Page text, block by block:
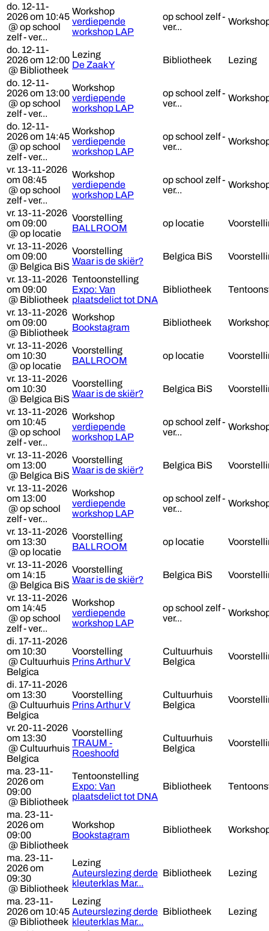
do. 12-11-
2026 om 10:45
@ op school
zelf - ver...
Workshop
verdiepende
workshop LAP
op school zelf -
ver...
do. 12-11-
2026 om 12:00
@ Bibliotheek
Lezing
De Zaak Y
Bibliotheek Lezing
do. 12-11-
2026 om 13:00
@ op school
zelf - ver...
Workshop
verdiepende
workshop LAP
op school zelf -
ver...
do. 12-11-
2026 om 14:45
@ op school
zelf - ver...
Workshop
verdiepende
workshop LAP
op school zelf -
ver...
vr. 13-11-2026
om 08:45
@ op school
zelf - ver...
Workshop
verdiepende
workshop LAP
op school zelf -
ver...
vr. 13-11-2026
om 09:00
@ op locatie
Voorstelling
BALLROOM
op locatie
vr. 13-11-2026
om 09:00
@ Belgica BiS
Voorstelling
Waar is de skiër?
Belgica BiS
vr. 13-11-2026
om 09:00
@ Bibliotheek
Tentoonstelling
Expo: Van
plaatsdelict tot DNA
Bibliotheek
vr. 13-11-2026
om 09:00
@ Bibliotheek
Workshop
Bookstagram
Bibliotheek
vr. 13-11-2026
om 10:30
@ op locatie
Voorstelling
BALLROOM
op locatie
vr. 13-11-2026
om 10:30
@ Belgica BiS
Voorstelling
Waar is de skiër?
Belgica BiS
vr. 13-11-2026
om 10:45
@ op school
zelf - ver...
Workshop
verdiepende
workshop LAP
op school zelf -
ver...
vr. 13-11-2026
om 13:00
@ Belgica BiS
Voorstelling
Waar is de skiër?
Belgica BiS
vr. 13-11-2026
om 13:00
@ op school
zelf - ver...
Workshop
verdiepende
workshop LAP
op school zelf -
ver...
vr. 13-11-2026
om 13:30
@ op locatie
Voorstelling
BALLROOM
op locatie
vr. 13-11-2026
om 14:15
@ Belgica BiS
Voorstelling
Waar is de skiër?
Belgica BiS
vr. 13-11-2026
om 14:45
@ op school
zelf - ver...
Workshop
verdiepende
workshop LAP
op school zelf -
ver...
di. 17-11-2026
om 10:30
@ Cultuurhuis
Belgica
Voorstelling
Prins Arthur V
Cultuurhuis
Belgica
di. 17-11-2026
om 13:30
@ Cultuurhuis
Belgica
Voorstelling
Prins Arthur V
Cultuurhuis
Belgica
vr. 20-11-2026
om 13:30
@ Cultuurhuis
Belgica
Voorstelling
TRAUM -
Roeshoofd
Cultuurhuis
Belgica
ma. 23-11-
2026 om
09:00
@ Bibliotheek
Tentoonstelling
Expo: Van
plaatsdelict tot DNA
Bibliotheek
ma. 23-11-
2026 om
09:00
@ Bibliotheek
Workshop
Bookstagram
Bibliotheek
ma. 23-11-
2026 om
09:30
@ Bibliotheek
Lezing
Auteurslezing derde
kleuterklas Mar...
Bibliotheek Lezing
ma. 23-11-
2026 om 10:45
@ Bibliotheek
Lezing
Auteurslezing derde
kleuterklas Mar...
Bibliotheek Lezing